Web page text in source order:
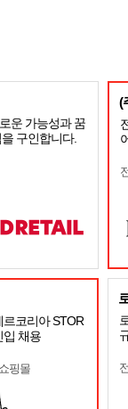
운 가능성과 꿈
구인합니다.
(
르코리아 STOR
입 채용
핑몰